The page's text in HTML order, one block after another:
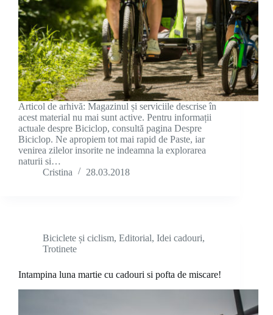
Articol de arhivă: Magazinul și serviciile descrise în
acest material nu mai sunt active. Pentru informații
actuale despre Biciclop, consultă pagina Despre
Biciclop. Ne apropiem tot mai rapid de Paste, iar
venirea zilelor insorite ne indeamna la explorarea
naturii si…
Cristina
28.03.2018
Biciclete și ciclism, Editorial, Idei cadouri,
Trotinete
Intampina luna martie cu cadouri si pofta de miscare!